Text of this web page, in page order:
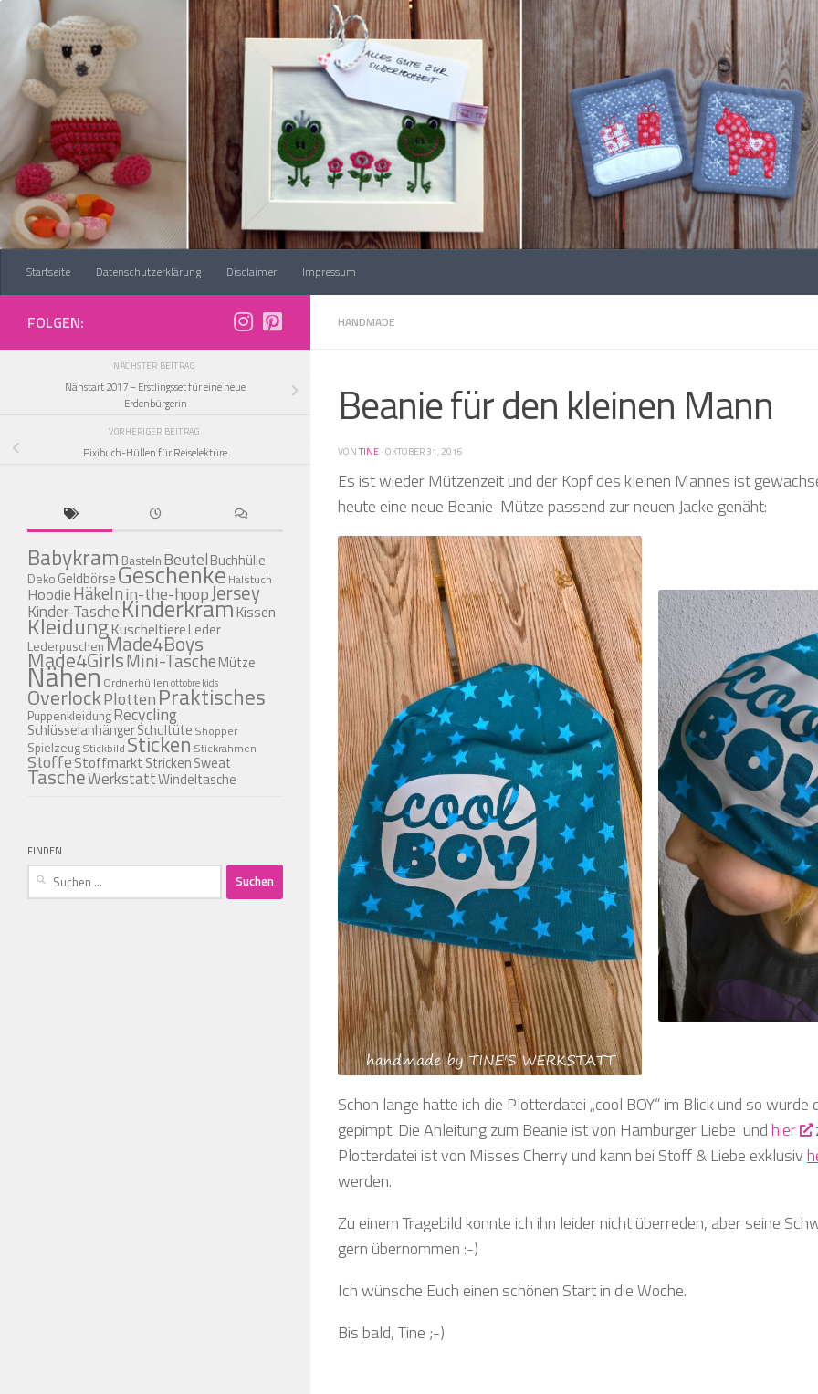
Zum Inhalt springen
Startseite Datenschutzerklärung Disclaimer Impressum
HANDMADE
Beanie für den kleinen Mann
VONTINE·OKTOBER 31, 2016
Es ist wieder Mützenzeit und der Kopf des kleinen Mannes ist
heute eine neue Beanie-Mütze passend zur neuen Jacke genäht:
Schon lange hatte ich die Plotterdatei „cool BOY“ im Blick und so wurde
gepimpt. Die Anleitung zum Beanie ist von Hamburger Liebe undhier
Plotterdatei ist von Misses Cherry und kann bei Stoff & Liebe exklusiv
werden.
Zu einem Tragebild konnte ich ihn leider nicht überreden, aber seine
gern übernommen :-)
Ich wünsche Euch einen schönen Start in die Woche.
Bis bald, Tine ;-)
FOLGEN:
NÄCHSTER BEITRAG
Nähstart 2017 – Erstlingsset für eine neue
Erdenbürgerin
VORHERIGER BEITRAG
Pixibuch-Hüllen für Reiselektüre
Babykram Basteln BeutelBuchhülle
Deko GeldbörseGeschenke Halstuch
HoodieHäkelnin-the-hoopJersey
Kinder-TascheKinderkramKissen
KleidungKuscheltiereLeder
LederpuschenMade4Boys
Made4GirlsMini-TascheMütze
NähenOrdnerhüllenottobre kids
OverlockPlottenPraktisches
PuppenkleidungRecycling
SchlüsselanhängerSchultüte Shopper
SpielzeugStickbildStickenStickrahmen
StoffeStoffmarktStrickenSweat
TascheWerkstattWindeltasche
FINDEN
Suchen
nach: